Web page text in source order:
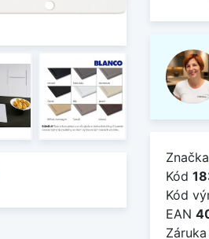
Značka
Kód
Kód
EAN
Záruka